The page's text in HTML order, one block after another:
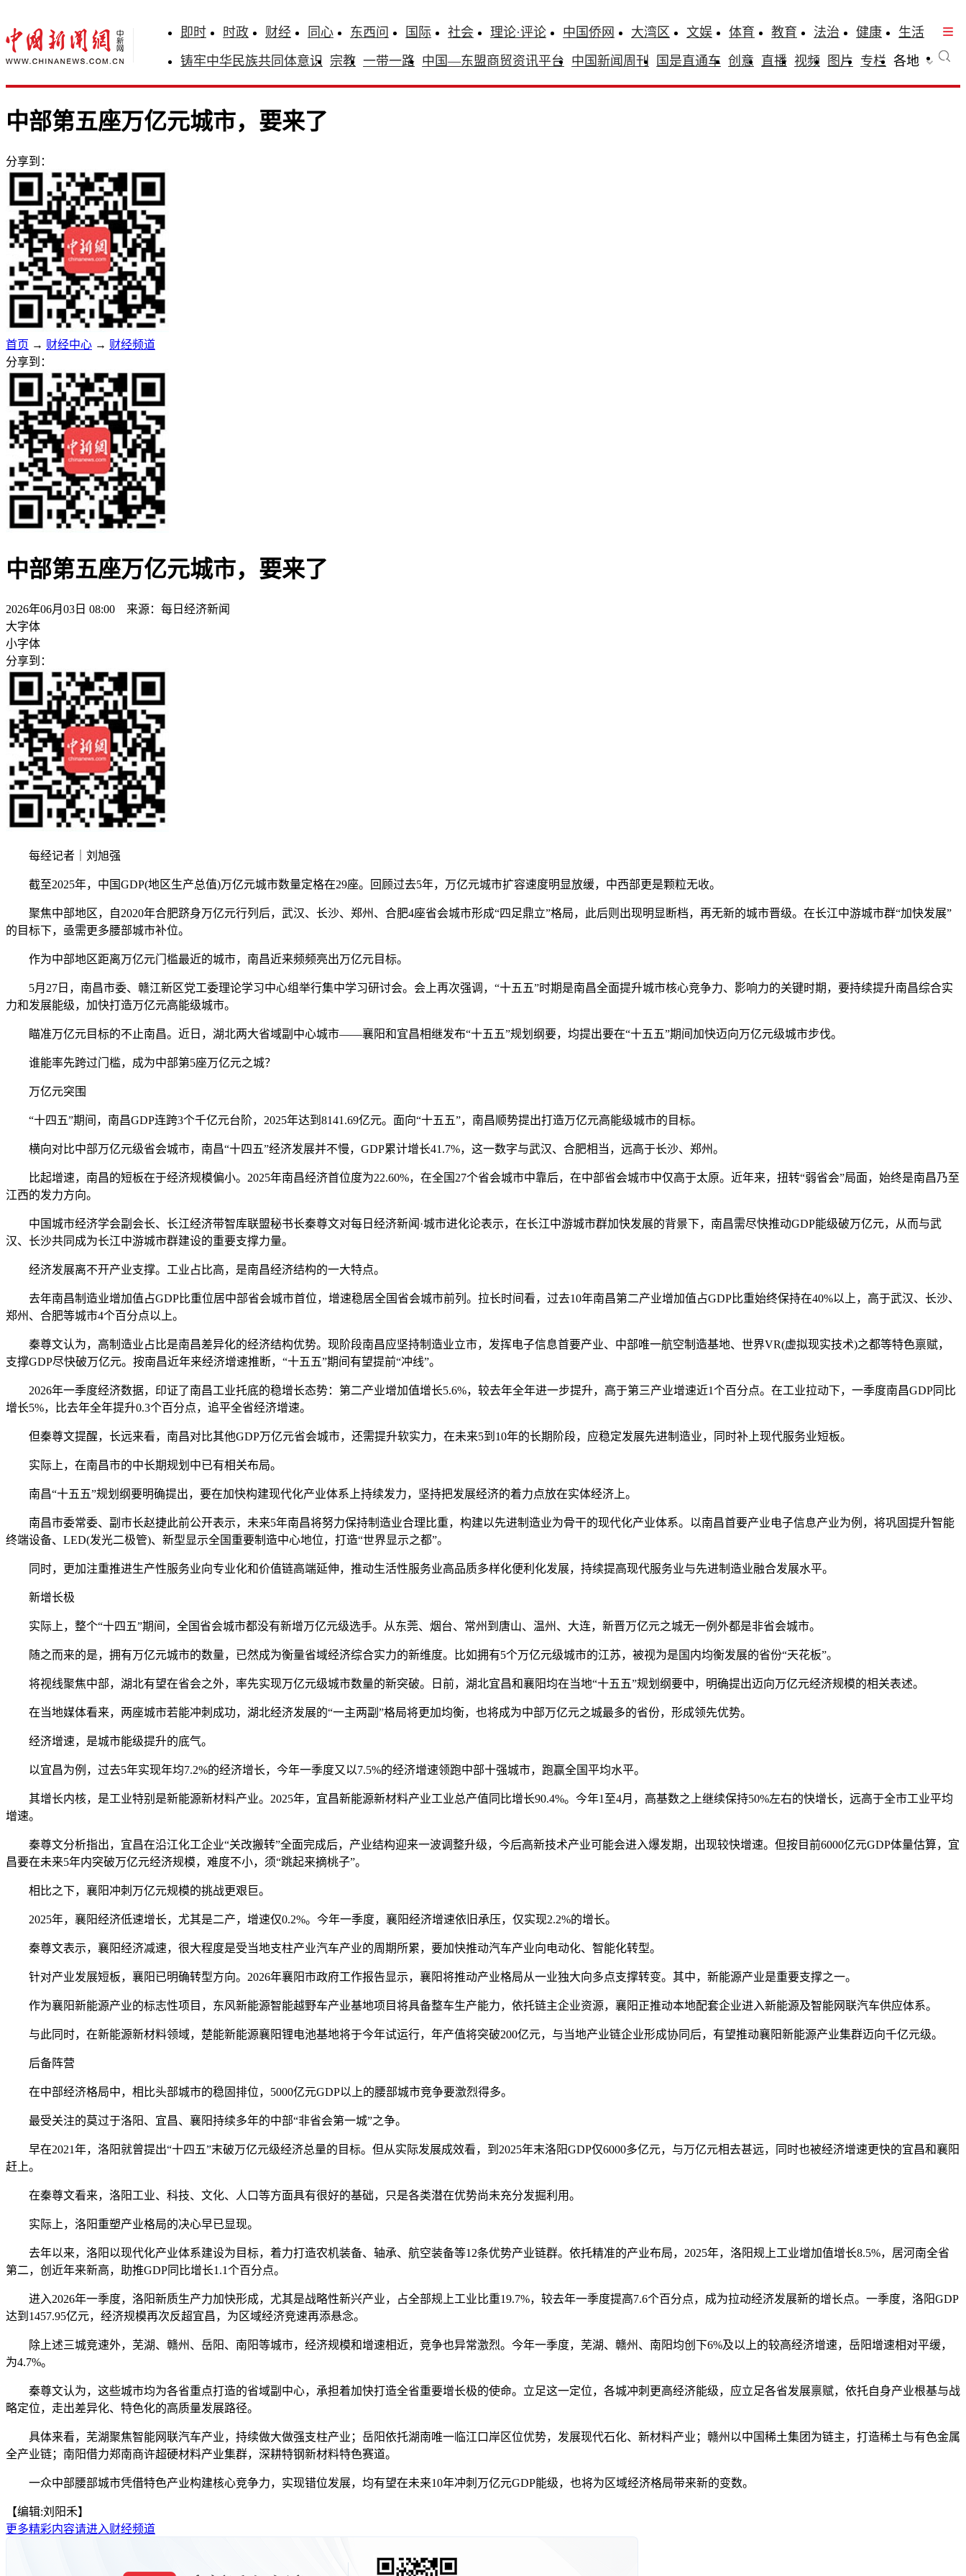
即时 时政 财经 同心 东西问 国际 社会 理论·评论 中国侨网 大湾区 文娱 体育 教育 法治 健康
生活
铸牢中华民族共同体意识 宗教 一带一路 中国—东盟商贸资讯平台 中国新闻周刊 国是直通车 创意 直播 视频 图片 专栏 各地
中部第五座万亿元城市，要来了
分享到：
首页 → 财经中心 → 财经频道
分享到：
中部第五座万亿元城市，要来了
2026年06月03日 08:00 来源：每日经济新闻
大字体
小字体
分享到：
每经记者｜刘旭强
截至2025年，中国GDP(地区生产总值)万亿元城市数量定格在29座。回顾过去5年，万亿元城市扩容速度明显放缓，中西部更是颗粒无收。
聚焦中部地区，自2020年合肥跻身万亿元行列后，武汉、长沙、郑州、合肥4座省会城市形成“四足鼎立”格局，此后则出现明显断档，再无新的城市晋级。在长江中游城市群“加快发展”
的目标下，亟需更多腰部城市补位。
作为中部地区距离万亿元门槛最近的城市，南昌近来频频亮出万亿元目标。
5月27日，南昌市委、赣江新区党工委理论学习中心组举行集中学习研讨会。会上再次强调，“十五五”时期是南昌全面提升城市核心竞争力、影响力的关键时期，要持续提升南昌综合实
力和发展能级，加快打造万亿元高能级城市。
瞄准万亿元目标的不止南昌。近日，湖北两大省域副中心城市——襄阳和宜昌相继发布“十五五”规划纲要，均提出要在“十五五”期间加快迈向万亿元级城市步伐。
谁能率先跨过门槛，成为中部第5座万亿元之城？
万亿元突围
“十四五”期间，南昌GDP连跨3个千亿元台阶，2025年达到8141.69亿元。面向“十五五”，南昌顺势提出打造万亿元高能级城市的目标。
横向对比中部万亿元级省会城市，南昌“十四五”经济发展并不慢，GDP累计增长41.7%，这一数字与武汉、合肥相当，远高于长沙、郑州。
比起增速，南昌的短板在于经济规模偏小。2025年南昌经济首位度为22.60%，在全国27个省会城市中靠后，在中部省会城市中仅高于太原。近年来，扭转“弱省会”局面，始终是南昌乃至
江西的发力方向。
中国城市经济学会副会长、长江经济带智库联盟秘书长秦尊文对每日经济新闻·城市进化论表示，在长江中游城市群加快发展的背景下，南昌需尽快推动GDP能级破万亿元，从而与武
汉、长沙共同成为长江中游城市群建设的重要支撑力量。
经济发展离不开产业支撑。工业占比高，是南昌经济结构的一大特点。
去年南昌制造业增加值占GDP比重位居中部省会城市首位，增速稳居全国省会城市前列。拉长时间看，过去10年南昌第二产业增加值占GDP比重始终保持在40%以上，高于武汉、长沙、
郑州、合肥等城市4个百分点以上。
秦尊文认为，高制造业占比是南昌差异化的经济结构优势。现阶段南昌应坚持制造业立市，发挥电子信息首要产业、中部唯一航空制造基地、世界VR(虚拟现实技术)之都等特色禀赋，
支撑GDP尽快破万亿元。按南昌近年来经济增速推断，“十五五”期间有望提前“冲线”。
2026年一季度经济数据，印证了南昌工业托底的稳增长态势：第二产业增加值增长5.6%，较去年全年进一步提升，高于第三产业增速近1个百分点。在工业拉动下，一季度南昌GDP同比
增长5%，比去年全年提升0.3个百分点，追平全省经济增速。
但秦尊文提醒，长远来看，南昌对比其他GDP万亿元省会城市，还需提升软实力，在未来5到10年的长期阶段，应稳定发展先进制造业，同时补上现代服务业短板。
实际上，在南昌市的中长期规划中已有相关布局。
南昌“十五五”规划纲要明确提出，要在加快构建现代化产业体系上持续发力，坚持把发展经济的着力点放在实体经济上。
南昌市委常委、副市长赵捷此前公开表示，未来5年南昌将努力保持制造业合理比重，构建以先进制造业为骨干的现代化产业体系。以南昌首要产业电子信息产业为例，将巩固提升智能
终端设备、LED(发光二极管)、新型显示全国重要制造中心地位，打造“世界显示之都”。
同时，更加注重推进生产性服务业向专业化和价值链高端延伸，推动生活性服务业高品质多样化便利化发展，持续提高现代服务业与先进制造业融合发展水平。
新增长极
实际上，整个“十四五”期间，全国省会城市都没有新增万亿元级选手。从东莞、烟台、常州到唐山、温州、大连，新晋万亿元之城无一例外都是非省会城市。
随之而来的是，拥有万亿元城市的数量，已然成为衡量省域经济综合实力的新维度。比如拥有5个万亿元级城市的江苏，被视为是国内均衡发展的省份“天花板”。
将视线聚焦中部，湖北有望在省会之外，率先实现万亿元级城市数量的新突破。日前，湖北宜昌和襄阳均在当地“十五五”规划纲要中，明确提出迈向万亿元经济规模的相关表述。
在当地媒体看来，两座城市若能冲刺成功，湖北经济发展的“一主两副”格局将更加均衡，也将成为中部万亿元之城最多的省份，形成领先优势。
经济增速，是城市能级提升的底气。
以宜昌为例，过去5年实现年均7.2%的经济增长，今年一季度又以7.5%的经济增速领跑中部十强城市，跑赢全国平均水平。
其增长内核，是工业特别是新能源新材料产业。2025年，宜昌新能源新材料产业工业总产值同比增长90.4%。今年1至4月，高基数之上继续保持50%左右的快增长，远高于全市工业平均
增速。
秦尊文分析指出，宜昌在沿江化工企业“关改搬转”全面完成后，产业结构迎来一波调整升级，今后高新技术产业可能会进入爆发期，出现较快增速。但按目前6000亿元GDP体量估算，宜
昌要在未来5年内突破万亿元经济规模，难度不小，须“跳起来摘桃子”。
相比之下，襄阳冲刺万亿元规模的挑战更艰巨。
2025年，襄阳经济低速增长，尤其是二产，增速仅0.2%。今年一季度，襄阳经济增速依旧承压，仅实现2.2%的增长。
秦尊文表示，襄阳经济减速，很大程度是受当地支柱产业汽车产业的周期所累，要加快推动汽车产业向电动化、智能化转型。
针对产业发展短板，襄阳已明确转型方向。2026年襄阳市政府工作报告显示，襄阳将推动产业格局从一业独大向多点支撑转变。其中，新能源产业是重要支撑之一。
作为襄阳新能源产业的标志性项目，东风新能源智能越野车产业基地项目将具备整车生产能力，依托链主企业资源，襄阳正推动本地配套企业进入新能源及智能网联汽车供应体系。
与此同时，在新能源新材料领域，楚能新能源襄阳锂电池基地将于今年试运行，年产值将突破200亿元，与当地产业链企业形成协同后，有望推动襄阳新能源产业集群迈向千亿元级。
后备阵营
在中部经济格局中，相比头部城市的稳固排位，5000亿元GDP以上的腰部城市竞争要激烈得多。
最受关注的莫过于洛阳、宜昌、襄阳持续多年的中部“非省会第一城”之争。
早在2021年，洛阳就曾提出“十四五”末破万亿元级经济总量的目标。但从实际发展成效看，到2025年末洛阳GDP仅6000多亿元，与万亿元相去甚远，同时也被经济增速更快的宜昌和襄阳
赶上。
在秦尊文看来，洛阳工业、科技、文化、人口等方面具有很好的基础，只是各类潜在优势尚未充分发掘利用。
实际上，洛阳重塑产业格局的决心早已显现。
去年以来，洛阳以现代化产业体系建设为目标，着力打造农机装备、轴承、航空装备等12条优势产业链群。依托精准的产业布局，2025年，洛阳规上工业增加值增长8.5%，居河南全省
第二，创近年来新高，助推GDP同比增长1.1个百分点。
进入2026年一季度，洛阳新质生产力加快形成，尤其是战略性新兴产业，占全部规上工业比重19.7%，较去年一季度提高7.6个百分点，成为拉动经济发展新的增长点。一季度，洛阳GDP
达到1457.95亿元，经济规模再次反超宜昌，为区域经济竞速再添悬念。
除上述三城竞速外，芜湖、赣州、岳阳、南阳等城市，经济规模和增速相近，竞争也异常激烈。今年一季度，芜湖、赣州、南阳均创下6%及以上的较高经济增速，岳阳增速相对平缓，
为4.7%。
秦尊文认为，这些城市均为各省重点打造的省域副中心，承担着加快打造全省重要增长极的使命。立足这一定位，各城冲刺更高经济能级，应立足各省发展禀赋，依托自身产业根基与战
略定位，走出差异化、特色化的高质量发展路径。
具体来看，芜湖聚焦智能网联汽车产业，持续做大做强支柱产业；岳阳依托湖南唯一临江口岸区位优势，发展现代石化、新材料产业；赣州以中国稀土集团为链主，打造稀土与有色金属
全产业链；南阳借力郑南商许超硬材料产业集群，深耕特钢新材料特色赛道。
一众中部腰部城市凭借特色产业构建核心竞争力，实现错位发展，均有望在未来10年冲刺万亿元GDP能级，也将为区域经济格局带来新的变数。
【编辑:刘阳禾】
更多精彩内容请进入财经频道